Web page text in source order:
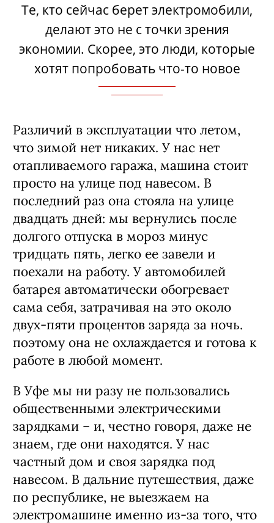
Те, кто сейчас берет электромобили,
делают это не с точки зрения
экономии. Скорее, это люди, которые
хотят попробовать что-то новое
Различий в эксплуатации что летом,
что зимой нет никаких. У нас нет
отапливаемого гаража, машина стоит
просто на улице под навесом. В
последний раз она стояла на улице
двадцать дней: мы вернулись после
долгого отпуска в мороз минус
тридцать пять, легко ее завели и
поехали на работу. У автомобилей
батарея автоматически обогревает
сама себя, затрачивая на это около
двух-пяти процентов заряда за ночь.
поэтому она не охлаждается и готова к
работе в любой момент.
В Уфе мы ни разу не пользовались
общественными электрическими
зарядками – и, честно говоря, даже не
знаем, где они находятся. У нас
частный дом и своя зарядка под
навесом. В дальние путешествия, даже
по республике, не выезжаем на
электромашине именно из-за того, что